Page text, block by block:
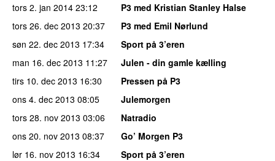
tors 2. jan 2014 23:12
P3 med Kristian Stanley Halse
tors 26. dec 2013 20:37
P3 med Emil Nørlund
søn 22. dec 2013 17:34
Sport på 3’eren
man 16. dec 2013 11:27
Julen - din gamle kælling
tirs 10. dec 2013 16:30
Pressen på P3
ons 4. dec 2013 08:05
Julemorgen
tors 28. nov 2013 03:06
Natradio
ons 20. nov 2013 08:37
Go’ Morgen P3
lør 16. nov 2013 16:34
Sport på 3’eren